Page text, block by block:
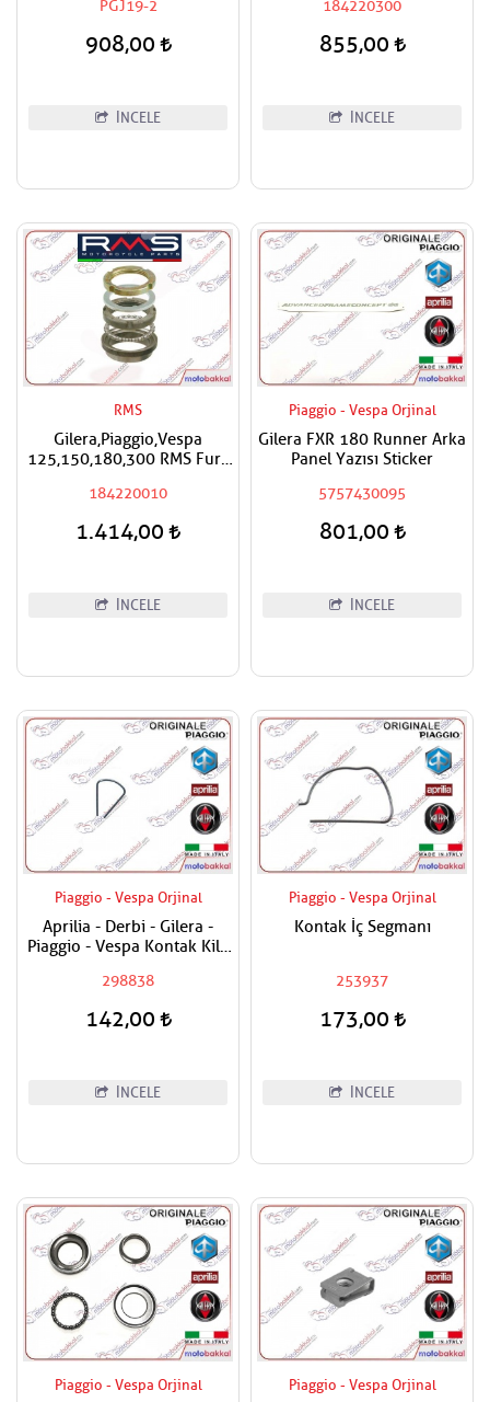
PGJ19-2
908,00
İNCELE
Mesnet Maşa Bilyası
184220300
855,00
İNCELE
RMS
Gilera,Piaggio,Vespa
125,150,180,300 RMS Furş
Maşa Bilyası
184220010
1.414,00
İNCELE
Piaggio - Vespa Orjinal
Gilera FXR 180 Runner Arka
Panel Yazısı Sticker
5757430095
801,00
İNCELE
Piaggio - Vespa Orjinal
Aprilia - Derbi - Gilera -
Piaggio - Vespa Kontak Kilit
298838
142,00
İNCELE
Piaggio - Vespa Orjinal
Kontak İç Segmanı
253937
173,00
İNCELE
Piaggio - Vespa Orjinal Piaggio - Vespa Orjinal